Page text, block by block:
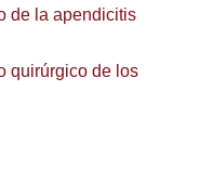
de la apendicitis
quirúrgico de los